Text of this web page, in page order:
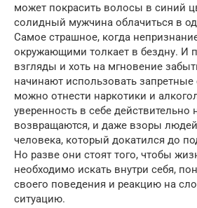
может покрасить волосы в синий
солидный мужчина облачиться в
Самое страшное, когда
окружающими толкает в бездну. И
взгляды и хоть на мгновение
начинают использовать
можно отнести наркотики и
уверенность в себе действительно
возвращаются, и даже взоры
человека, который докатился до
Но разве они стоят того, чтобы
необходимо искать внутри себя,
своего поведения и реакцию на
ситуацию.